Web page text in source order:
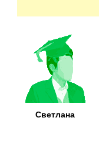
Светлана